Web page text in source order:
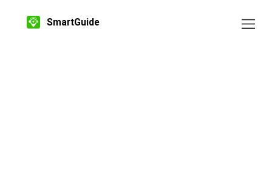
SmartGuide